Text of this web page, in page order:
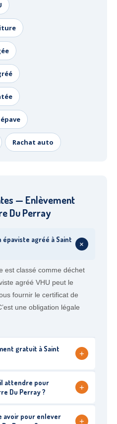
Rachat auto
— Enlèvement
Du Perray
épaviste agréé à Saint
+
est classé comme déchet
agréé VHU peut le
fournir le certificat de
une obligation légale
gratuit à Saint
+
attendre pour
Du Perray ?
+
avoir pour enlever
+